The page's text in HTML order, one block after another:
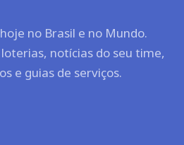
no Brasil e no Mundo.
notícias do seu time,
e guias de serviços.